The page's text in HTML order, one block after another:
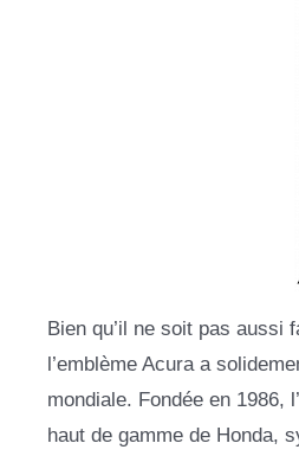
Bien qu’il ne soit pas aussi
l’emblème Acura a
mondiale. Fondée en 1986,
haut de gamme de Honda,